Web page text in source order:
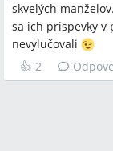
skvelých
sa ich príspevky v
nevylučovali
👍 2